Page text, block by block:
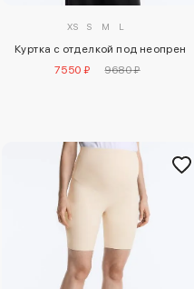
XS S M L
Куртка с отделкой под неопрен
7550 ₽
9680 ₽